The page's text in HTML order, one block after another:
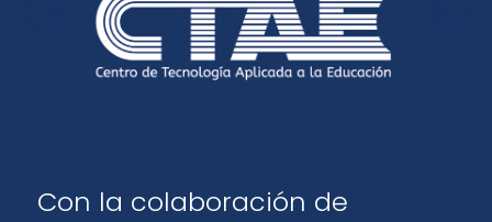
Con la colaboración de